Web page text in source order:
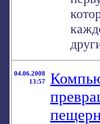
04.06.2008
13:57